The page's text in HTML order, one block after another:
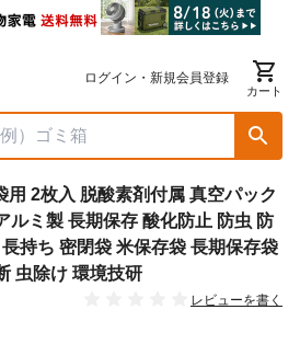
ログイン・新規会員登録
カート
2枚入 脱酸素剤付属 真空パック
ルミ製 長期保存 酸化防止 防虫 防
持ち 密閉袋 米保存袋 長期保存袋
虫除け 環境技研
レビューを書く